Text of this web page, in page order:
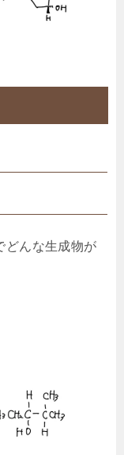
どんな生成物が